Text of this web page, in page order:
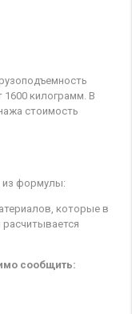
1600 килограмм. В
стоимость
из формулы:
которые в
сообщить: